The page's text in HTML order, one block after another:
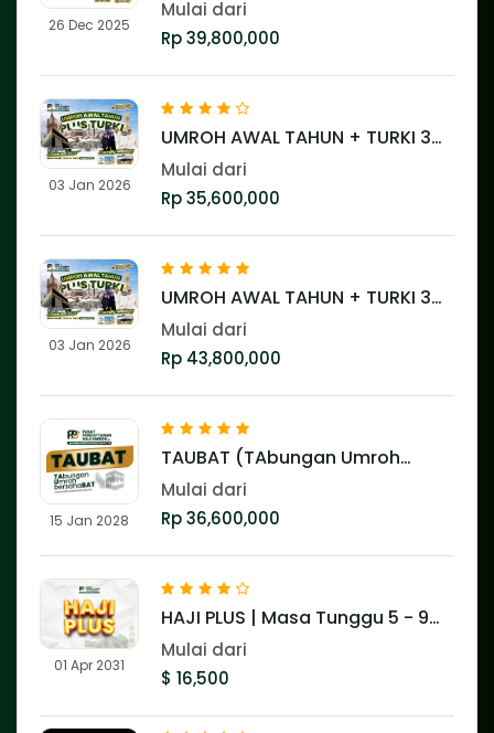
26 Dec 2025
Mulai dari
Rp 39,800,000
03 Jan 2026
UMROH AWAL TAHUN + TURKI 3
JANUARI 2026 ⭐️⭐️⭐️⭐️
Mulai dari
Rp 35,600,000
03 Jan 2026
UMROH AWAL TAHUN + TURKI 3
JANUARI 2026 ⭐️⭐️⭐️⭐️⭐️
Mulai dari
Rp 43,800,000
15 Jan 2028
TAUBAT (TAbungan Umroh
bersahaBAT) ⭐️⭐️⭐️⭐️⭐️
Mulai dari
Rp 36,600,000
01 Apr 2031
HAJI PLUS | Masa Tunggu 5 - 9
Tahun
Mulai dari
$ 16,500